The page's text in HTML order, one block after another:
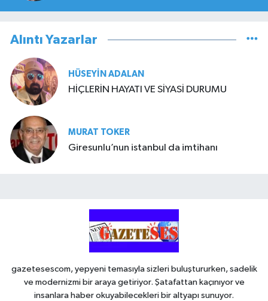
Alıntı Yazarlar
HÜSEYIN ADALAN
HİÇLERİN HAYATI VE SİYASİ DURUMU
MURAT TOKER
Giresunlu’nun istanbul da imtihanı
gazetesescom, yepyeni temasıyla sizleri buluştururken, sadelik
ve modernizmi bir araya getiriyor. Şatafattan kaçınıyor ve
insanlara haber okuyabilecekleri bir altyapı sunuyor.